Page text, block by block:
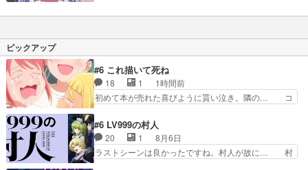
端から泣かせにきたな。2000年初期… ここ泣く
っとさせなかったのはこのシーン… ラストはエピ
蔵の整理やるのおもろいあれ… うみちゃんの旅終
了！蔵の整理していいんか… ながら見にしていた
ので雑感この作風に空気… 長く苦しい旅が漸く終
わった…そんな感想で…
ピックアップ
#6 これ描いて死ね
18 1
1時間前
初めて本が売れた喜びように貰い泣き。隣の… コ
「SEDESUのコミPo!日記」#496… 情熱の結晶が
受け入れられる時。望外の喜び… てっしーの過去
が入るからより一層感動する… てっしーの過去が
入るからより一層感動する… てっしーの過去が入
#6 LV999の村人
20 1
8月6日
ラストシーンは良かったですね。村人が故に… 村